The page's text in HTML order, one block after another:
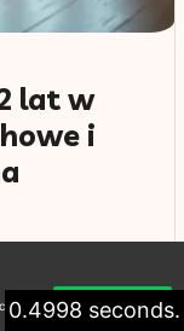
lat w
i
dla dzieci w
0.4998 seconds.
Akceptuję